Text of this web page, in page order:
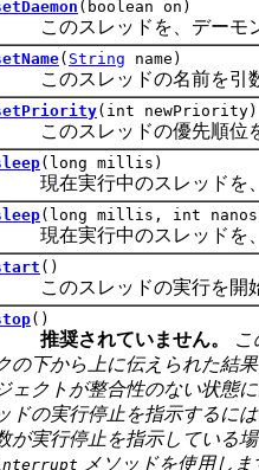
(boolean on)
このスレッドを、デーモン
( String name)
このスレッドの名前を引
(int newPriority)
このスレッドの優先順位を
(long millis)
現在実行中のスレッドを、
(long millis, int
現在実行中のスレッドを、
()
このスレッドの実行を開始
()
推奨されていません。 こ
の下から上に伝えられた結
ェクトが整合性のない状態
ドの実行停止を指示するには
が実行停止を指示している
メソッドを使用しま